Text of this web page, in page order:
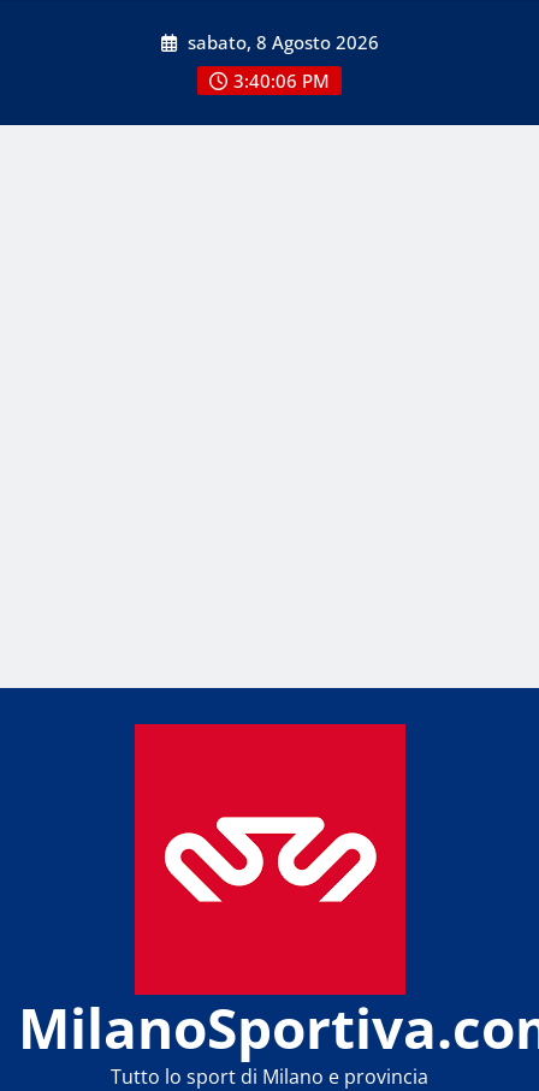
sabato, 8 Agosto 2026
3:40:08 PM
Tutto lo sport di Milano e provincia